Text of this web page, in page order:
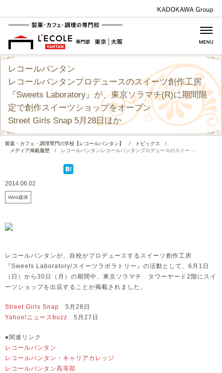
レコールバンタン
レコールバンタンプロデュースのスイーツ創作工房
『Sweets Laboratory』が、東京ソラマチ(R)に期間限
定で創作スイーツショップをオープン
Street Girls Snap 5月28日ほか
製菓・カフェ・調理専門の学校【レコールバンタン】 / トピックス
/
メディア掲載履歴
/ レコールバンタンレコールバンタンプロデュースのスイー ...
2014.06.02
Web媒体
レコールバンタンが、自校がプロデュースするスイーツ創作工房
『Sweets Laboratory/スイーツラボラトリー』の活動として、6月1日
（日）から30日（月）の期間中、東京ソラマチ タワーヤード2階にスイ
ーツショップを出店することが掲載されました。
Street Girls Snap 5月28日
Yahoo!ニュースbuzz 5月27日
●関連リンク
レコールバンタン
レコールバンタン・キャリアカレッジ
レコールバンタン高等部